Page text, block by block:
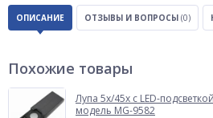
ОПИСАНИЕ ОТЗЫВЫ И ВОПРОСЫ (0)
Похожие товары
Лупа 5x/45x с LED-
модель MG-9582